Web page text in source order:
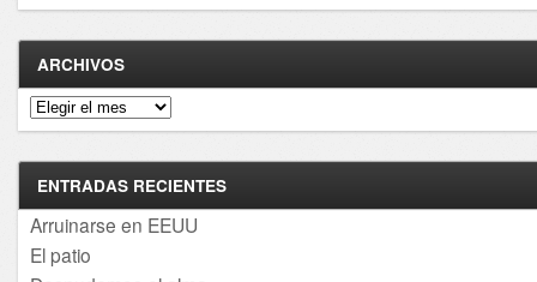
ARCHIVOS
Archivos
ENTRADAS RECIENTES
Arruinarse en EEUU
El patio